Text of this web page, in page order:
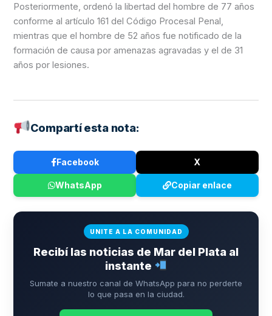
Posteriormente, ordenó la libertad del hombre de 77 años
conforme al artículo 161 del Código Procesal Penal,
mientras que el hombre de 52 años fue notificado de la
formación de causa por amenazas agravadas y el de 31
años por lesiones.
Compartí esta nota:
Facebook X
WhatsApp Copiar enlace
UNITE A LA COMUNIDAD
Recibí las noticias de Mar del Plata al
instante
Sumate a nuestro canal de WhatsApp para no perderte
lo que pasa en la ciudad.